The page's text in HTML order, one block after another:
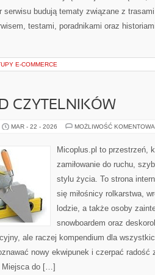
serwisu budują tematy związane z
testami, poradnikami oraz
E-COMMERCE
CZYTELNIKÓW
MAR - 22 - 2026 MOŻLIWOŚĆ
Micoplus.pl to przestrzeń,
zamiłowanie do ruchu,
stylu życia. To strona
się miłośnicy rolkarstwa,
lodzie, a także osoby
snowboardem oraz
ale raczej kompendium dla
nowy ekwipunek i czerpać radość
Miejsca do […]